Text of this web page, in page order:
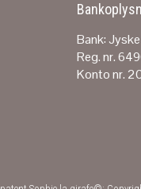
Bank:
Reg. nr.
Konto nr.